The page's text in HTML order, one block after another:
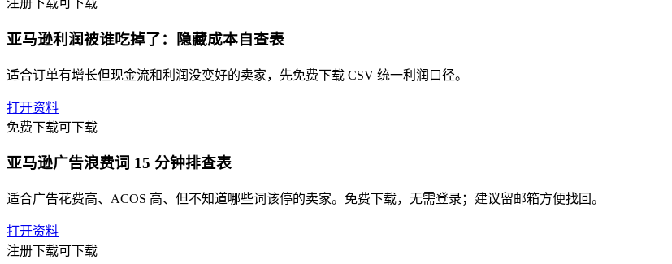
注册下载可下载
亚马逊利润被谁吃掉了：隐藏成本自查表
适合订单有增长但现金流和利润没变好的卖家，先免费下载 CSV 统一利润口径。
打开资料
免费下载可下载
亚马逊广告浪费词 15 分钟排查表
适合广告花费高、ACOS 高、但不知道哪些词该停的卖家。免费下载，无需登录；建议留邮箱方便找回。
打开资料
注册下载可下载